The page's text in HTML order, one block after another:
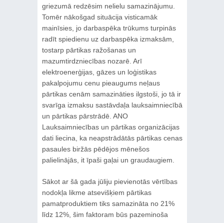
griezumā redzēsim nelielu samazinājumu.
Tomēr nākošgad situācija visticamāk
mainīsies, jo darbaspēka trūkums turpinās
radīt spiedienu uz darbaspēka izmaksām,
tostarp pārtikas ražošanas un
mazumtirdzniecības nozarē. Arī
elektroenerģijas, gāzes un loģistikas
pakalpojumu cenu pieaugums neļaus
pārtikas cenām samazināties ilgstoši, jo tā ir
svarīga izmaksu sastāvdaļa lauksaimniecībā
un pārtikas pārstrādē. ANO
Lauksaimniecības un pārtikas organizācijas
dati liecina, ka neapstrādātās pārtikas cenas
pasaules biržās pēdējos mēnešos
palielinājās, it īpaši gaļai un graudaugiem.
Sākot ar šā gada jūliju pievienotās vērtības
nodokļa likme atsevišķiem pārtikas
pamatproduktiem tiks samazināta no 21%
līdz 12%, šim faktoram būs pazeminoša